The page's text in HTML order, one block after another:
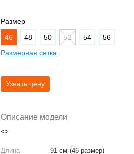
Размер
46
48 50 52 54
56
Размерная сетка
Описание модели
<>
Длина
91 см (46 размер)